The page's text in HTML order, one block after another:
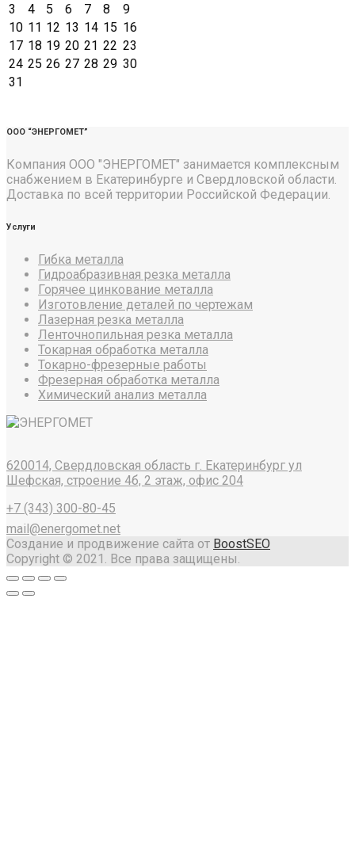
3
4 5 6 7 8
9
10 11 12 13 14 15 16
17 18 19 20 21 22 23
24 25 26 27 28 29 30
31
ООО “ЭНЕРГОМЕТ”
Компания ООО "ЭНЕРГОМЕТ" занимается комплексным
снабжением в Екатеринбурге и Свердловской области.
Доставка по всей территории Российской Федерации.
Услуги
Гибка металла
Гидроабразивная резка металла
Горячее цинкование металла
Изготовление деталей по чертежам
Лазерная резка металла
Ленточнопильная резка металла
Токарная обработка металла
Токарно-фрезерные работы
Фрезерная обработка металла
Химический анализ металла
620014, Свердловская область г. Екатеринбург ул
Шефская, строение 4б, 2 этаж, офис 204
+7 (343) 300-80-45
mail@energomet.net
Создание и продвижение сайта от BoostSEO
Copyright © 2021. Все права защищены.